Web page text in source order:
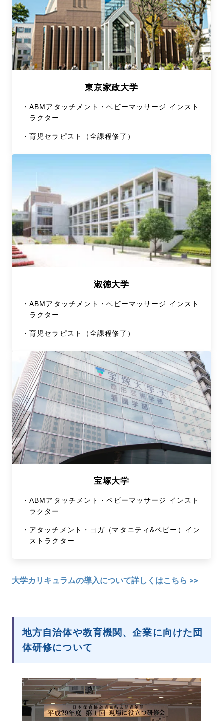
東京家政大学
・ABMアタッチメント・ベビーマッサージ インスト
ラクター
・育児セラピスト（全課程修了）
淑徳大学
・ABMアタッチメント・ベビーマッサージ インスト
ラクター
・育児セラピスト（全課程修了）
宝塚大学
・ABMアタッチメント・ベビーマッサージ インスト
ラクター
・ アタッチメント・ヨガ（マタニティ&ベビー）イン
ストラクター
大学カリキュラムの導入について詳しくはこちら >>
地方自治体や教育機関、企業に向けた団
体研修について